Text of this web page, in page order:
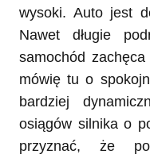
wysoki. Auto jest
Nawet długie
samochód
mówię tu o
bardziej
osiągów silnika o
przyznać, że